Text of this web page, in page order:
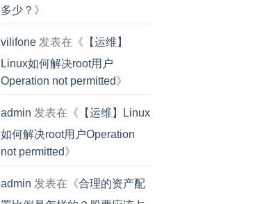
多少？ 》
vilifone发表在《 【运维】
Linux如何解决root用户
Operation not permitted》
admin 发表在《 【运维】Linux
如何解决root用户Operation
not permitted》
admin 发表在《合理的资产配